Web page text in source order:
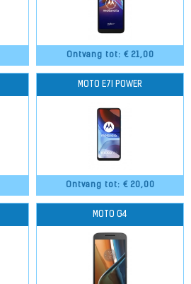
Ontvang tot: € 21,00
Ontvang tot: € 20,00
MOTO E7I POWER
MOTO G4